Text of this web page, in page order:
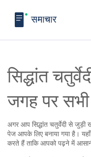
सिद्धांत
जगह पर
अगर आप सिद्धांत चतुर्वेदी से जुड़ी
पेज आपके लिए बनाया गया है।
करते हैं ताकि आपको पढ़ने में